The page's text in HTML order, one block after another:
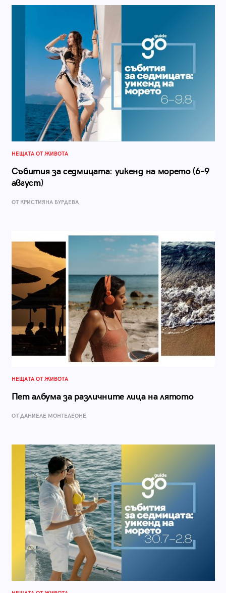
НЕЩАТА ОТ ЖИВОТА
Събития за седмицата: уикенд на морето (6–9
август)
ОТ КРИСТИЯНА БУРДЕВА
НЕЩАТА ОТ ЖИВОТА
Пет албума за различните лица на лятото
ОТ ДАНИЕЛЕ МОНТЕЛЕОНЕ